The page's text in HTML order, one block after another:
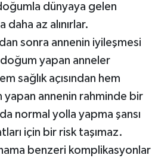
dünyaya gelen
az alınırlar.
sonra annenin iyileşmesi
yapan anneler
sağlık açısından hem
annenin rahminde bir
normal yolla yapma şansı
için bir risk taşımaz.
benzeri komplikasyonlar